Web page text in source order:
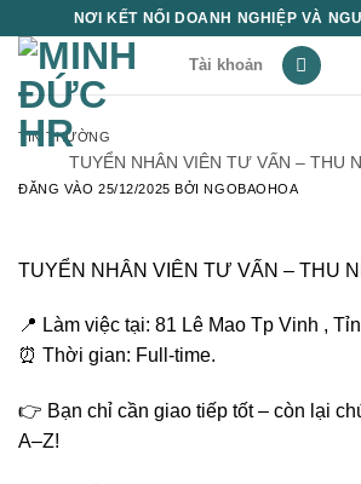
qua
dung
NƠI KẾT NỐI DOANH NGHIỆP VÀ
Tài khoản
TIN THƯỜNG
TUYỂN NHÂN VIÊN TƯ VẤN – THU
ĐĂNG VÀO25/12/2025 BỞINGOBAOHOA
TUYỂN NHÂN VIÊN TƯ VẤN – THU
📍 Làm việc tại: 81 Lê Mao Tp Vinh ,
⏰ Thời gian: Full-time.
👉 Bạn chỉ cần giao tiếp tốt – còn lại
A–Z!